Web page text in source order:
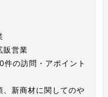
販営業
件の訪問・アポイント
、新商材に関してのや